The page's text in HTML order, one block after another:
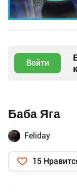
Войти
Баба Яга
Feliday
15